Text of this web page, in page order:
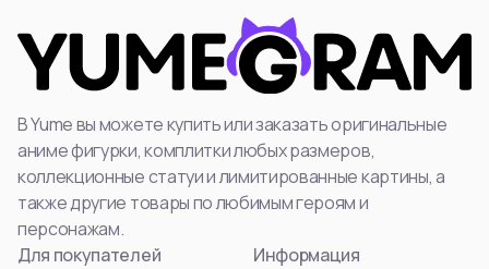
В Yume вы можете купить или заказать оригинальные
аниме фигурки, комплитки любых размеров,
коллекционные статуи и лимитированные картины, а
также другие товары по любимым героям и
персонажам.
Для покупателей
Информация